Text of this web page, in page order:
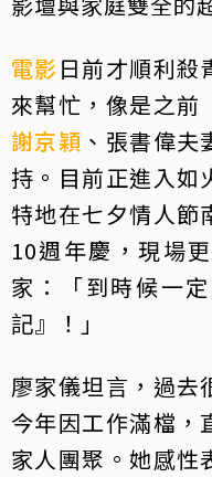
電影日前才順利殺
來幫忙，像是之前
謝京穎 、張書偉
持。目前正進入如
特地在七夕情人節
10週年慶，現場
家：「到時候一
記』！」
廖家儀坦言，過去
今年因工作滿檔，
家人團聚。她感性